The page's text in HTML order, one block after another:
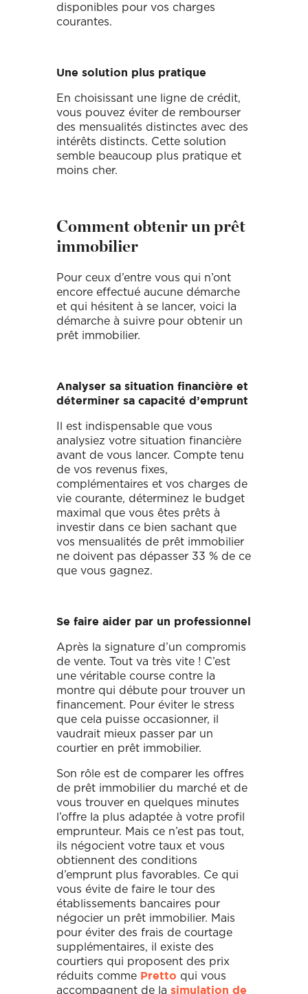
disponibles pour vos charges
courantes.
Une solution plus pratique
En choisissant une ligne de crédit,
vous pouvez éviter de rembourser
des mensualités distinctes avec des
intérêts distincts. Cette solution
semble beaucoup plus pratique et
moins cher.
Comment obtenir un prêt
immobilier
Pour ceux d’entre vous qui n’ont
encore effectué aucune démarche
et qui hésitent à se lancer, voici la
démarche à suivre pour obtenir un
prêt immobilier.
Analyser sa situation financière et
déterminer sa capacité d’emprunt
Il est indispensable que vous
analysiez votre situation financière
avant de vous lancer. Compte tenu
de vos revenus fixes,
complémentaires et vos charges de
vie courante, déterminez le budget
maximal que vous êtes prêts à
investir dans ce bien sachant que
vos mensualités de prêt immobilier
ne doivent pas dépasser 33 % de ce
que vous gagnez.
Se faire aider par un professionnel
Après la signature d’un compromis
de vente. Tout va très vite ! C’est
une véritable course contre la
montre qui débute pour trouver un
financement. Pour éviter le stress
que cela puisse occasionner, il
vaudrait mieux passer par un
courtier en prêt immobilier.
Son rôle est de comparer les offres
de prêt immobilier du marché et de
vous trouver en quelques minutes
l’offre la plus adaptée à votre profil
emprunteur. Mais ce n’est pas tout,
ils négocient votre taux et vous
obtiennent des conditions
d’emprunt plus favorables. Ce qui
vous évite de faire le tour des
établissements bancaires pour
négocier un prêt immobilier. Mais
pour éviter des frais de courtage
supplémentaires, il existe des
courtiers qui proposent des prix
réduits comme Pretto qui vous
accompagnent de la simulation de